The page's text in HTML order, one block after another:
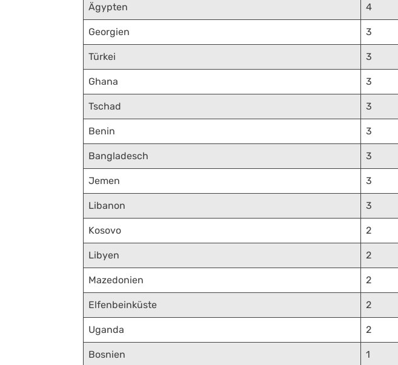
Ägypten 4
Georgien 3
Türkei 3
Ghana 3
Tschad 3
Benin 3
Bangladesch 3
Jemen 3
Libanon 3
Kosovo 2
Libyen 2
Mazedonien 2
Elfenbeinküste 2
Uganda 2
Bosnien 1